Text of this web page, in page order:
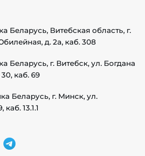
Беларусь, Витебская область, г.
д. 2а, каб. 308
Беларусь, г. Витебск, ул. Богдана
каб. 69
Беларусь, г. Минск, ул.
13.1.1